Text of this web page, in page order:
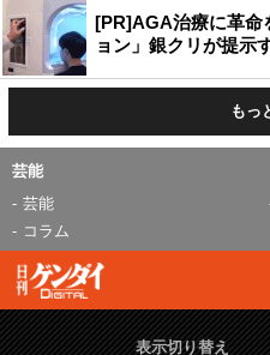
[PR]AGA治療に革命
ョン」銀クリが提示
もっ
芸能
芸能
コラム
表示切り替え